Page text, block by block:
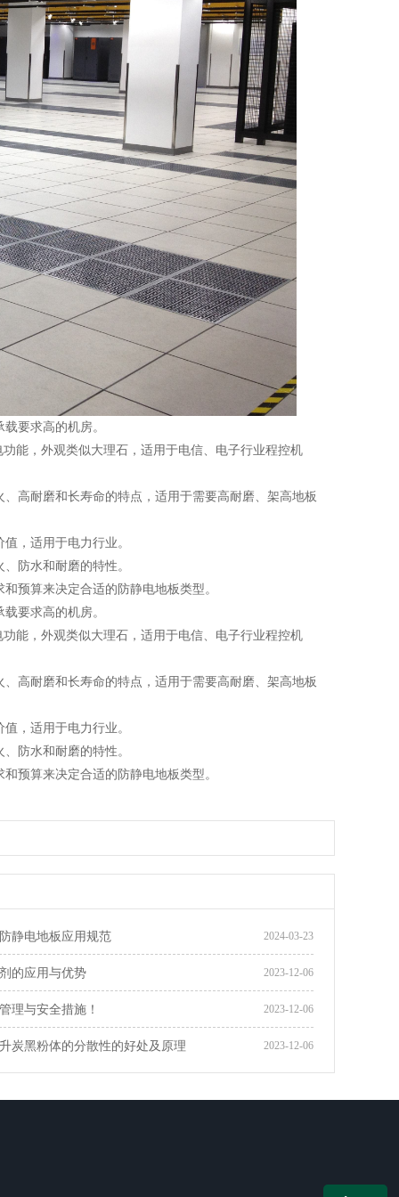
要求高的机房。
能，外观类似大理石，适用于电信、电子行业程控机
高耐磨和长寿命的特点，适用于需要高耐磨、架高地板
，适用于电力行业。
防水和耐磨的特性。
预算来决定合适的防静电地板类型。
要求高的机房。
能，外观类似大理石，适用于电信、电子行业程控机
高耐磨和长寿命的特点，适用于需要高耐磨、架高地板
，适用于电力行业。
防水和耐磨的特性。
预算来决定合适的防静电地板类型。
2024-03-23
静电地板应用规范
2023-12-06
的应用与优势
2023-12-06
理与安全措施！
2023-12-06
炭黑粉体的分散性的好处及原理